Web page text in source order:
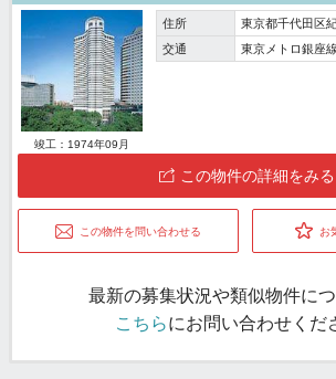
竣工：1974年09月
住所
東京都千代田区
交通
東京メトロ銀座
この物件の詳細をみる
この物件を問い合わせる お
最新の募集状況や類似物件につ
こちらにお問い合わせくだ